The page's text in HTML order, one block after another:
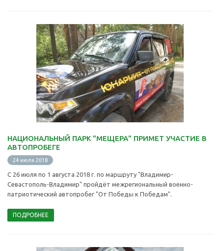
НАЦИОНАЛЬНЫЙ ПАРК "МЕЩЕРА" ПРИМЕТ УЧАСТИЕ В
АВТОПРОБЕГЕ
24 июля 2018
С 26 июля по 1 августа 2018 г. по маршруту "Владимир-
Севастополь-Владимир" пройдёт межрегиональный военно-
патриотический автопробег "От Победы к Победам".
ПОДРОБНЕЕ